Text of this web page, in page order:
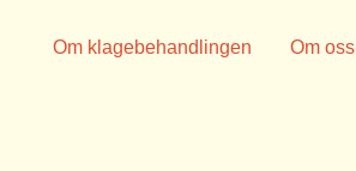
Om klagebehandlingen Om oss